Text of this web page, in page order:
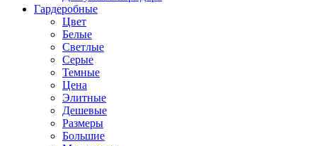
Гардеробные
Цвет
Белые
Светлые
Серые
Темные
Цена
Элитные
Дешевые
Размеры
Большие